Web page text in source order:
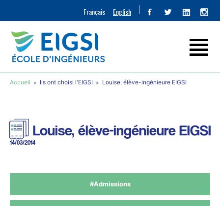
Français English
Accueil Ils ont choisi l'EIGSI Louise, élève-ingénieure EIGSI
Louise, élève-ingénieure EIGSI
14/03/2014
#Admissions